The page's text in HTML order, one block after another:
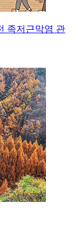
족저근막염 관